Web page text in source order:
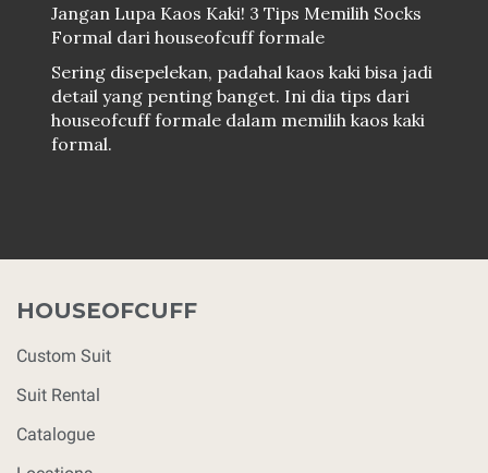
Jangan Lupa Kaos Kaki! 3 Tips Memilih Socks
Formal dari houseofcuff formale
Sering disepelekan, padahal kaos kaki bisa jadi
detail yang penting banget. Ini dia tips dari
houseofcuff formale dalam memilih kaos kaki
formal.
HOUSEOFCUFF
Custom Suit
Suit Rental
Catalogue